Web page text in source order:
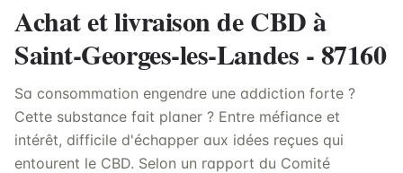
Achat et livraison de CBD à
Saint-Georges-les-Landes - 87160
Sa consommation engendre une addiction forte ?
Cette substance fait planer ? Entre méfiance et
intérêt, difficile d'échapper aux idées reçues qui
entourent le CBD. Selon un rapport du Comité